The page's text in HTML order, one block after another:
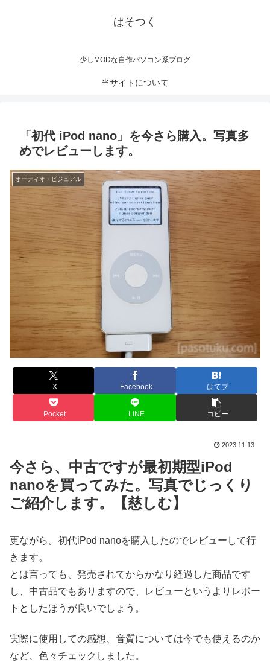
ぱそつく
少しMODな自作パソコン系ブログ
当サイトについて
「初代 iPod nano」を今さら購入。写真多
めでレビューします。
オーディオ・ビジュアル
X Facebook はてブ
Pocket LINE コピー
2023.11.13
今さら、中古ですが最初期型iPod
nanoを買ってみた。写真でじっくり
ご紹介します。【慈しむ】
更ながら。初代iPod nanoを購入したのでレビューして行
きます。
とは言っても、発売されてからかなり経過した商品です
し、中古品でもありますので、レビューというよりレポー
トとしたほうが良いでしょう。
実際に使用しての感想、音質については今でも使えるのか
など、色々チェックしました。